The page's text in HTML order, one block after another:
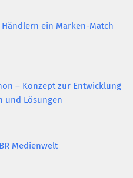
ein Marken-Match
– Konzept zur Entwicklung
und Lösungen
Medienwelt